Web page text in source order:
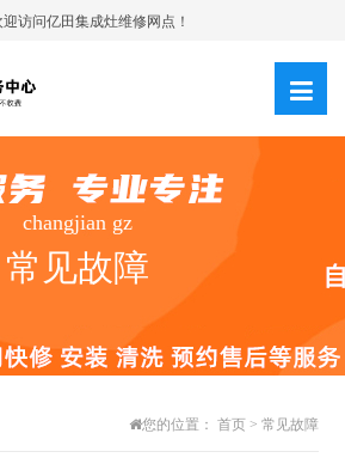
迎访问亿田集成灶维修网点！
changjian gz
常见故障
您的位置： 首页> 常见故障